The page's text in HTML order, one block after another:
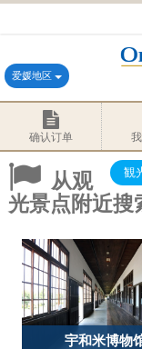
爱媛地区
确认订单
観
从观
光景点附近搜
宇和米博物